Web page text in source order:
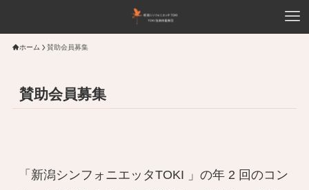
ホーム 賛助会員募集
賛助会員募集
「新潟シンフォニエッタTOKI 」の年 2 回のコン